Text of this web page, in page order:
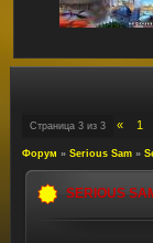
Страница 3 из 3 « 1
Форум » Serious Sam »
SERIOUS